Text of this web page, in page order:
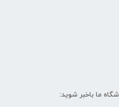
ما باخبر شوید: